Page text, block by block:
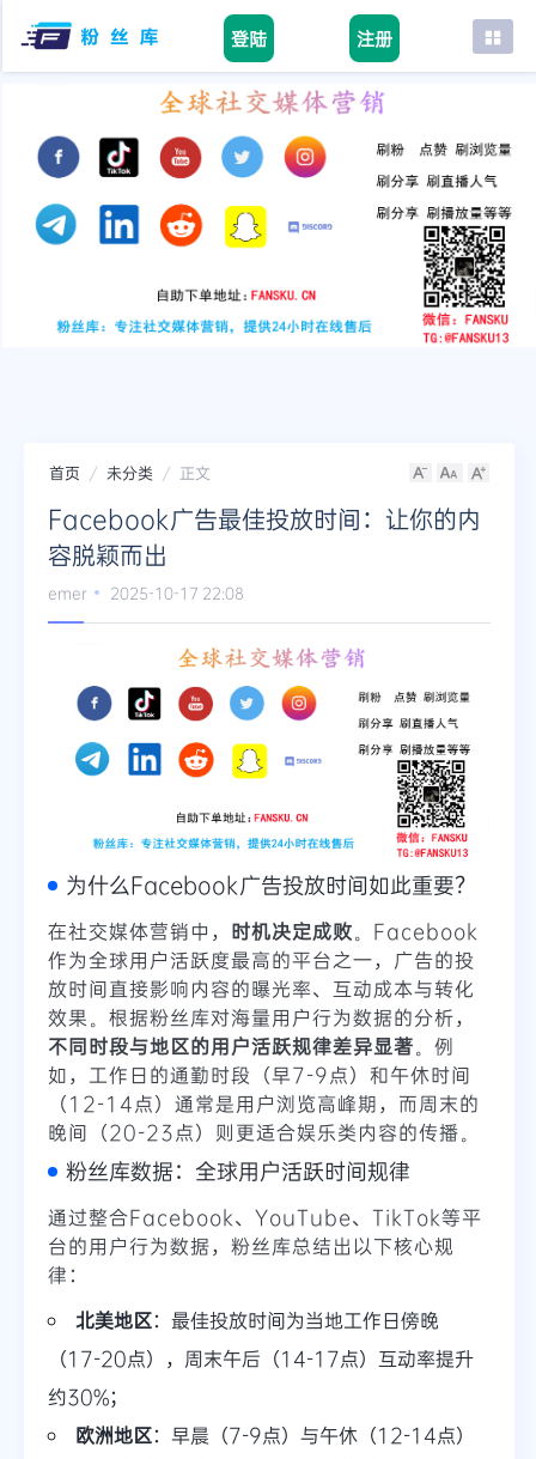
登陆 注册
首页
tiktok
youtube
instagram
首页 未分类 正文
Facebook广告最佳投放时间：让你的内
容脱颖而出
emer 2025-10-17 22:08
为什么Facebook广告投放时间如此重要？
在社交媒体营销中， 时机决定成败。Facebook
作为全球用户活跃度最高的平台之一，广告的投
放时间直接影响内容的曝光率、互动成本与转化
效果。根据粉丝库对海量用户行为数据的分析，
不同时段与地区的用户活跃规律差异显著。例
如，工作日的通勤时段（早7-9点）和午休时间
（12-14点）通常是用户浏览高峰期，而周末的
晚间（20-23点）则更适合娱乐类内容的传播。
粉丝库数据：全球用户活跃时间规律
通过整合Facebook、YouTube、TikTok等平
台的用户行为数据，粉丝库总结出以下核心规
律：
北美地区：最佳投放时间为当地工作日傍晚
（17-20点），周末午后（14-17点）互动率提升
约30%；
欧洲地区：早晨（7-9点）与午休（12-14点）